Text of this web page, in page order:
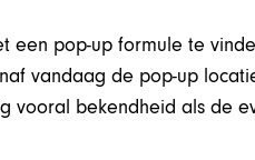
een pop-up formule te
vandaag de pop-up
vooral bekendheid als de